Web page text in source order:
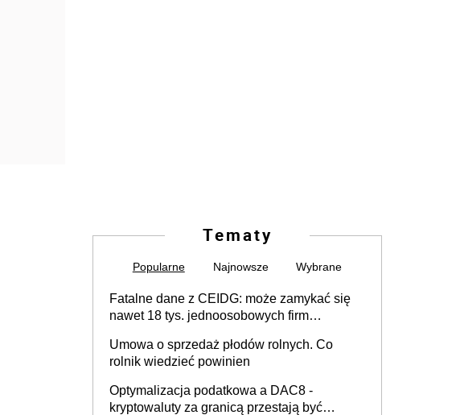
Tematy
Popularne Najnowsze Wybrane
Fatalne dane z CEIDG: może zamykać się
nawet 18 tys. jednoosobowych firm
Umowa o sprzedaż płodów rolnych. Co
rolnik wiedzieć powinien
Optymalizacja podatkowa a DAC8 -
kryptowaluty za granicą przestają być